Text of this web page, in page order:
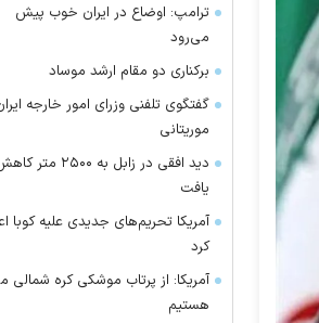
ترامپ: اوضاع در ایران خوب پیش
می‌رود
برکناری دو مقام ارشد موساد
گفتگوی تلفنی وزرای امور خارجه
موریتانی
دید افقی در زابل به ۲۵۰۰ متر
یافت
آمریکا تحریم‌های جدیدی علیه کوبا
کرد
آمریکا: از پرتاب موشکی کره شمالی
هستیم